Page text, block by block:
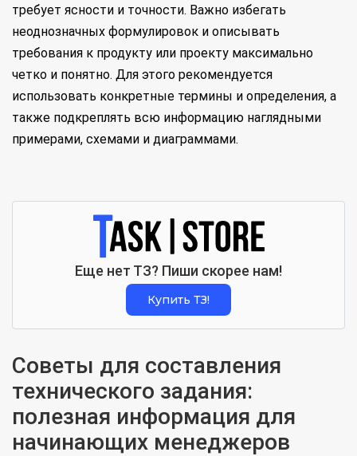
требует ясности и точности. Важно избегать
неоднозначных формулировок и описывать
требования к продукту или проекту максимально
четко и понятно. Для этого рекомендуется
использовать конкретные термины и определения, а
также подкреплять всю информацию наглядными
примерами, схемами и диаграммами.
Еще нет ТЗ? Пиши скорее нам!
Купить ТЗ!
Советы для составления
технического задания:
полезная информация для
начинающих менеджеров